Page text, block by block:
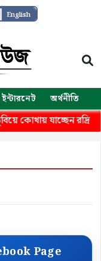
English
অর্থনীতি
কোথায় যাচ্ছেন রদ্রি
Page